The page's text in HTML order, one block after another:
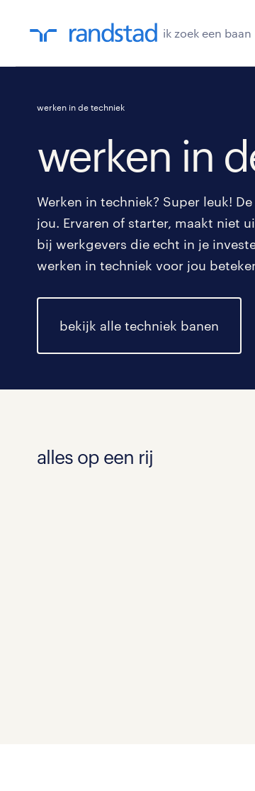
ik zoek een baan
werken in de techniek
werken in
Werken in techniek? Super leuk!
jou. Ervaren of starter, maakt niet
bij werkgevers die echt in je
werken in techniek voor jou
bekijk alle techniek banen
alles op een rij